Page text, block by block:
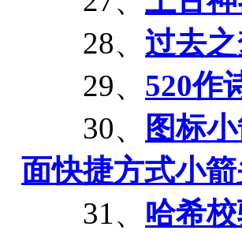
28、 过去
29、 520作
30、
图标
面快捷方式小
31、 哈希